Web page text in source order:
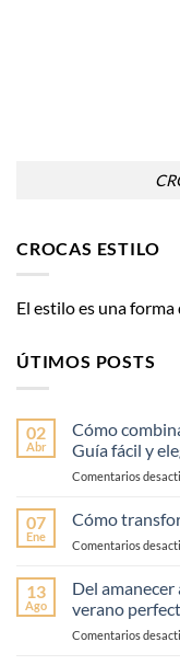
CROCAS ESTILO
El estilo es una forma
ÚTIMOS POSTS
02
Abr
Cómo
Guía fácil y
Comentarios
07
Ene
Cómo
Comentarios
13
Ago
Del
verano
Comentarios